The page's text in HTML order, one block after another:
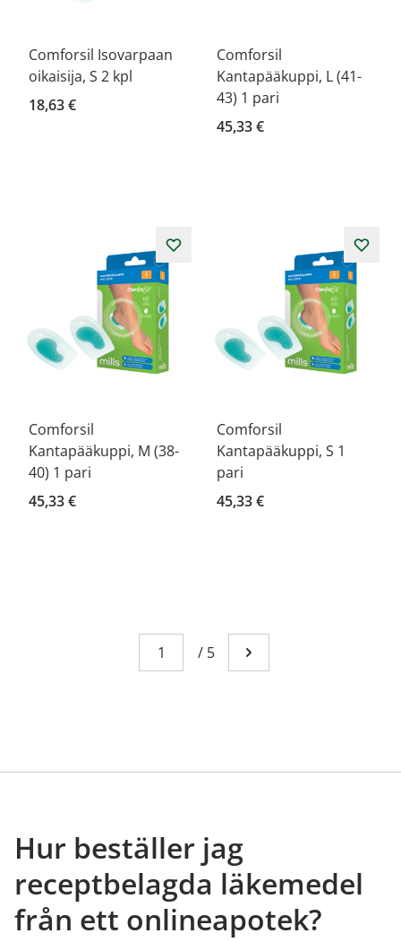
Comforsil Isovarpaan
oikaisija, S 2 kpl
18,63 €
Comforsil
Kantapääkuppi, L (41-
43) 1 pari
45,33 €
Comforsil
Kantapääkuppi, M (38-
40) 1 pari
45,33 €
Comforsil
Kantapääkuppi, S 1
pari
45,33 €
Page
You're currently reading page 1
/ 5 Go to next page
Hur beställer jag
receptbelagda läkemedel
från ett onlineapotek?